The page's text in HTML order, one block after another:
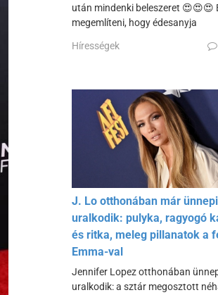
után mindenki beleszeret 😍😍😍
megemlíteni, hogy édesanyja
Hírességek
J. Lo otthonában már
uralkodik: pulyka, ragyogó
és ritka, meleg pillanatok a
Emma-val
Jennifer Lopez otthonában
uralkodik: a sztár megosztott